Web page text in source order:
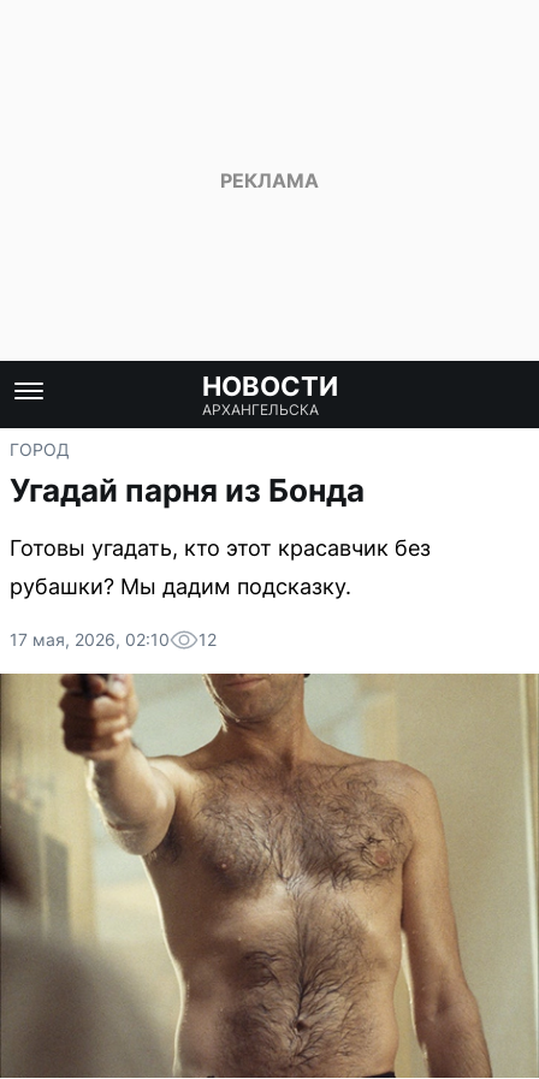
НОВОСТИ
АРХАНГЕЛЬСКА
ГОРОД
Угадай парня из Бонда
Готовы угадать, кто этот красавчик без
рубашки? Мы дадим подсказку.
17 мая, 2026, 02:10 12